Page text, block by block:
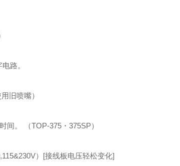
路。
旧喷嘴）
间。 （TOP-375・375SP）
）[接线板电压轻松变化]